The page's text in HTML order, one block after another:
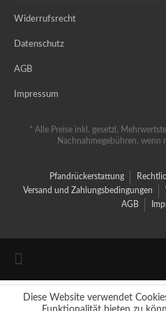
Widerrufsrecht
Datenschutz
AGB
Impressum
* Alle Preise inkl. gesetzl.
Nachnahmegebühren, wenn
Pfandrückerstattung
Versand und Zahlungsbedingungen
AGB
Diese Website verwendet